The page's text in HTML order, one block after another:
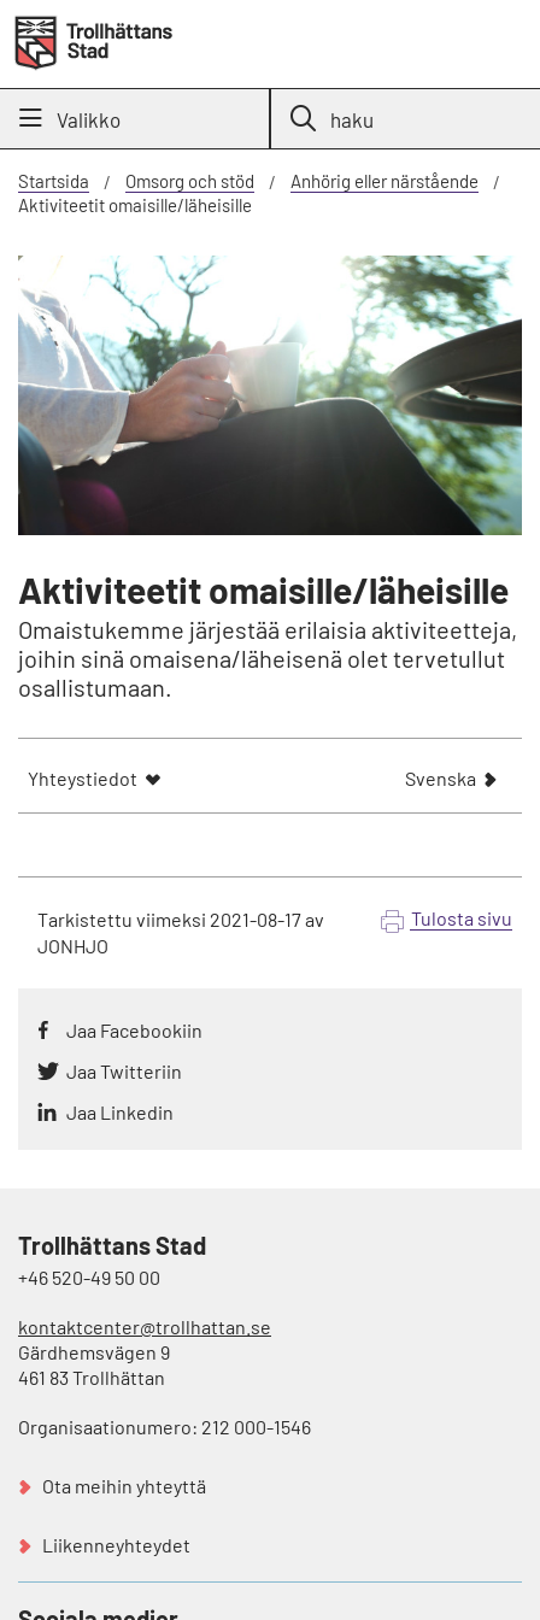
Valikko haku
Startsida Omsorg och stöd
Anhörig eller närstående
Aktiviteetit omaisille/läheisille
Aktiviteetit omaisille/läheisille
Omaistukemme järjestää erilaisia aktiviteetteja,
joihin sinä omaisena/läheisenä olet tervetullut
osallistumaan.
Yhteystiedot
V
s
a
t
Svenska
Tarkistettu viimeksi 2021-08-17av
JONHJO
Tulosta sivu
Jaa Facebookiin
Jaa Twitteriin
Jaa Linkedin
Trollhättans Stad
+46 520-49 50 00
kontaktcenter@trollhattan.se
Gärdhemsvägen 9
461 83 Trollhättan
Organisaationumero: 212 000-1546
Ota meihin yhteyttä
Liikenneyhteydet